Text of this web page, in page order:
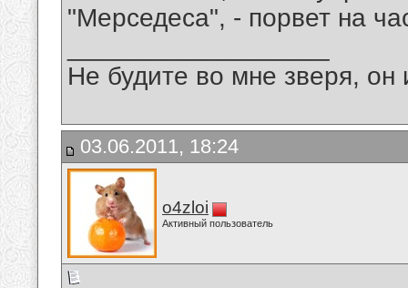
"Мерседеса", - порвет на
Не будите во мне зверя, он
03.06.2011, 18:24
o4zloi
Активный пользователь